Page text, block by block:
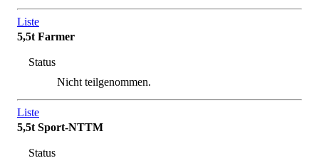
Liste
5,5t Farmer
Status
Nicht teilgenommen.
Liste
5,5t Sport-NTTM
Status